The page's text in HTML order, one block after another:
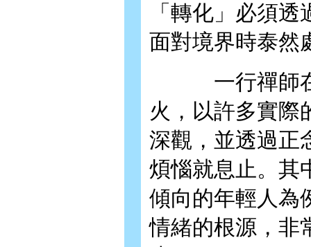
「轉化」必須
面對境界時泰然
一行禪師在
火，以許多實際
深觀，並透過正
煩惱就息止。其
傾向的年輕人為
情緒的根源，非